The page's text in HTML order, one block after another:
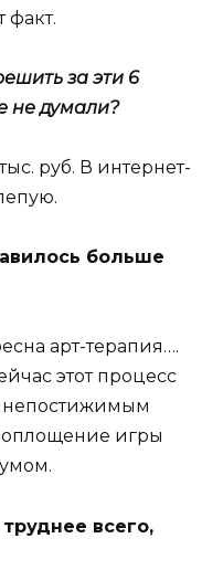
факт.
за эти 6
не думали?
руб. В интернет-
больше
арт-терапия….
этот процесс
непостижимым
игры
всего,